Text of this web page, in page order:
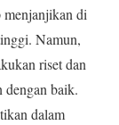
menjanjikan di
Namun,
riset dan
dengan baik.
dalam